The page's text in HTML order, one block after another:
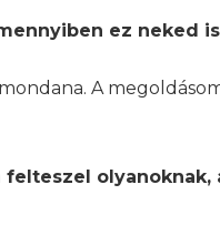
ez neked
A